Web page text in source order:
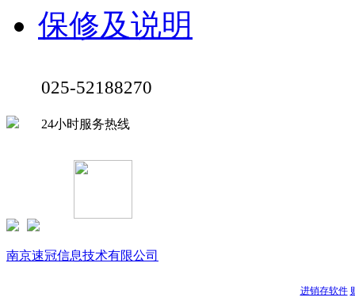
保修及说明
025-52188270
24小时服务热线
南京速冠信息技术有限公司
进销存软件